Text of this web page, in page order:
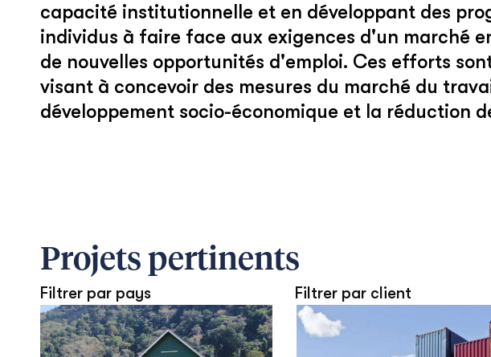
capacité institutionnelle et en développant des
individus à faire face aux exigences d'un marché
de nouvelles opportunités d'emploi. Ces efforts
visant à concevoir des mesures du marché du
développement socio-économique et la réduction
Projets pertinents
Filtrer par pays Filtrer par client